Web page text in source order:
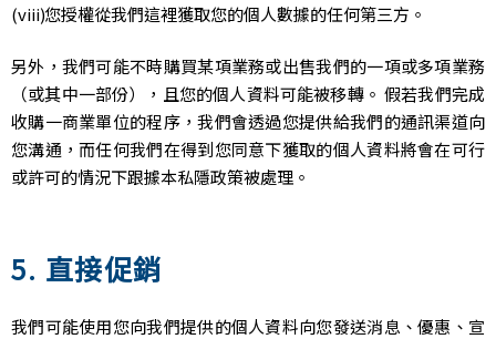
您授權從我們這裡獲取您的個人數據的任何第三方。
另外，我們可能不時購買某項業務或出售我們的一項或多項業務
（或其中一部份），且您的個人資料可能被移轉。 假若我們完成
收購一商業單位的程序，我們會透過您提供給我們的通訊渠道向
您溝通，而任何我們在得到您同意下獲取的個人資料將會在可行
或許可的情況下跟據本私隱政策被處理。
5. 直接促銷
我們可能使用您向我們提供的個人資料向您發送消息、優惠、宣